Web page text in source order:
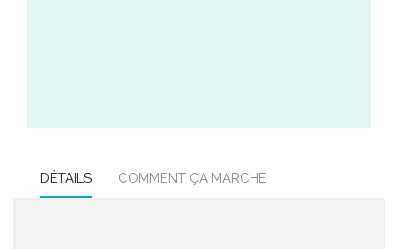
DÉTAILS COMMENT ÇA MARCHE